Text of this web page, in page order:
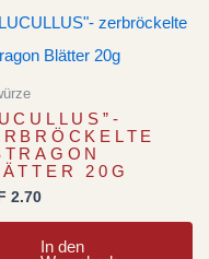
20G
2.70
In den